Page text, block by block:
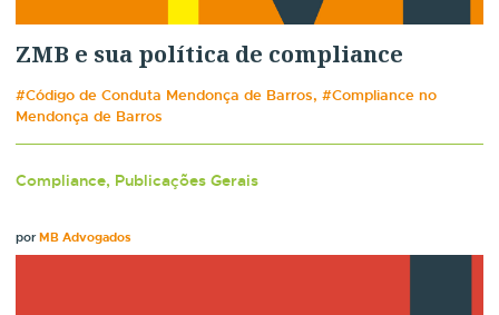
ZMB e sua política de compliance
#Código de Conduta Mendonça de Barros, #Compliance no
Mendonça de Barros
Compliance, Publicações Gerais
porMB Advogados